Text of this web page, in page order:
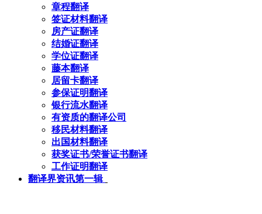
章程翻译
签证材料翻译
房产证翻译
结婚证翻译
学位证翻译
藤本翻译
居留卡翻译
参保证明翻译
银行流水翻译
有资质的翻译公司
移民材料翻译
出国材料翻译
获奖证书/荣誉证书翻译
工作证明翻译
翻译界资讯第一辑